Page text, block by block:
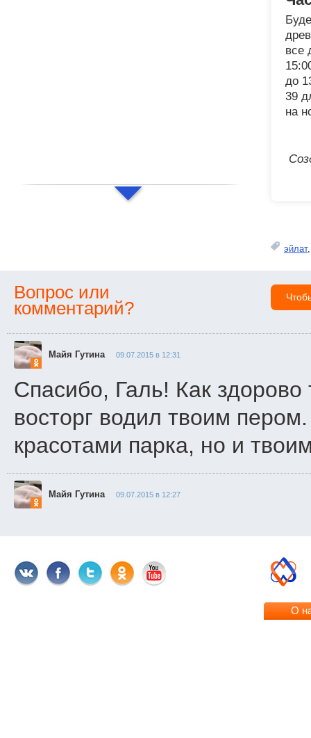
все
до
39
на
эйлат
Вопрос или
комментарий?
Майя Гутина 09.07.2015 в 12:31
Спасибо, Галь! Как
восторг водил твоим
красотами парка, но и
Майя Гутина 09.07.2015 в 12:27
О